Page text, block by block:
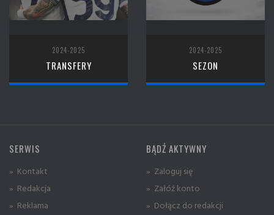
2024-2025
TRANSFERY
2024-2025
SEZON
SERWIS
» Kontakt
» Redakcja
» Reklama
BĄDŹ AKTYWNY
» Zaloguj się
» Załóż konto
» Dołącz do redakcji